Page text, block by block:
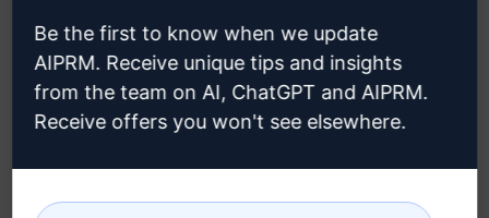
Blog (en)
法律
可接受使用政策 (en)
下载
谷歌浏览器 (en)
Be the first to know when we update
AIPRM. Receive unique tips and insights
from the team on AI, ChatGPT and AIPRM.
Receive offers you won't see elsewhere.